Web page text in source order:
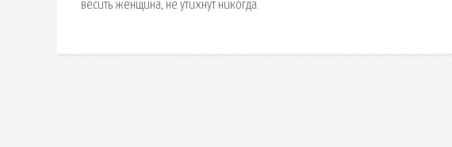
весить женщина, не утихнут никогда.